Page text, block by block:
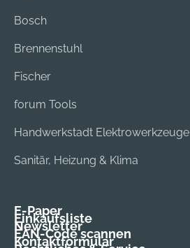
Bosch
Brennenstuhl
Fischer
forum Tools
Handwerkstadt Elektrowerkzeuge
Sanitär, Heizung & Klima
E-Paper
Einkaufsliste
Newsletter
EAN-Code scannen
Kontaktformular